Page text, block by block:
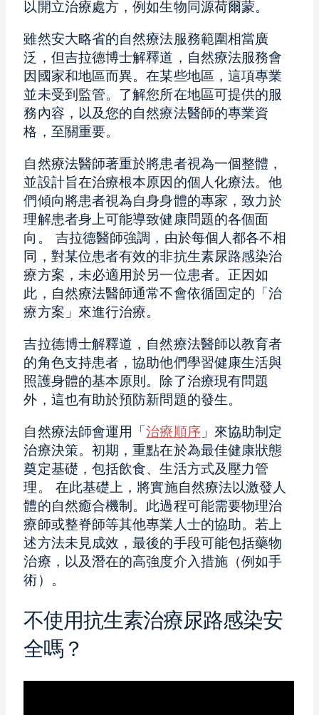
以開立治療處方，例如生物同源荷爾蒙。
雖然安大略省的自然療法服務範圍相當廣
泛，但吉拉德博士解釋道，自然療法服務會
因國家和地區而異。在某些地區，這項專業
並未受到監管。了解您所在地區可提供的服
務內容，以及您的自然療法醫師的專業資
格，至關重要。
自然療法醫師著重於將患者視為一個整體，
並設計旨在治療根本原因的個人化療法。他
們傾向將患者視為自身身體的專家，致力於
理解患者身上可能導致健康問題的各個面
向。 吉拉德醫師強調，由於每個人都各不相
同，對某位患者有效的非抗生素尿路感染治
療方案，未必適用於另一位患者。正因如
此，自然療法醫師通常不會依循固定的「治
療方案」來進行治療。
吉拉德博士解釋道，自然療法醫師以教育者
的角色支持患者，協助他們學習健康生活與
照護身體的基本原則。除了治療現有問題
外，這也有助於預防新問題的發生。
自然療法師會運用「治療順序 」來協助制定
治療決策。初期，重點在於為最佳健康狀態
奠定基礎，包括飲食、生活方式及壓力管
理。 在此基礎上，將實施自然療法以激發人
體的自然癒合機制。此過程可能需要物理治
療師或整脊師等其他專業人士的協助。若上
述方法未見成效，最後的手段可能包括藥物
治療，以及潛在的高強度介入措施（例如手
術）。
不使用抗生素治療尿路感染安
全嗎？